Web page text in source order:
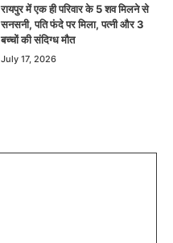
रायपुर में एक ही परिवार के 5 शव मिलने से
सनसनी, पति फंदे पर मिला, पत्नी और 3
बच्चों की संदिग्ध मौत
July 17, 2026